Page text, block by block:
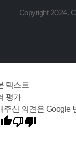
Copyright 2024.
텍스트
평가
주신 의견은 Google